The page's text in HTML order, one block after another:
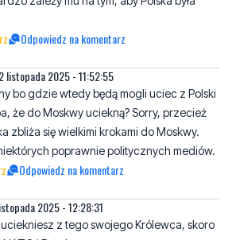
Odpowiedz na komentarz
listopada 2025 - 11:52:55
bo gdzie wtedy będą mogli uciec z Polski
że do Moskwy uciekną? Sorry, przecież
zbliża się wielkimi krokami do Moskwy.
poprawnie politycznych mediów.
Odpowiedz na komentarz
2025 - 12:28:31
z tego swojego Królewca, skoro